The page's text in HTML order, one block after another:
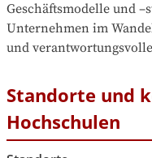
Geschäftsmodelle und
Unternehmen im
und
Standorte und
Hochschulen